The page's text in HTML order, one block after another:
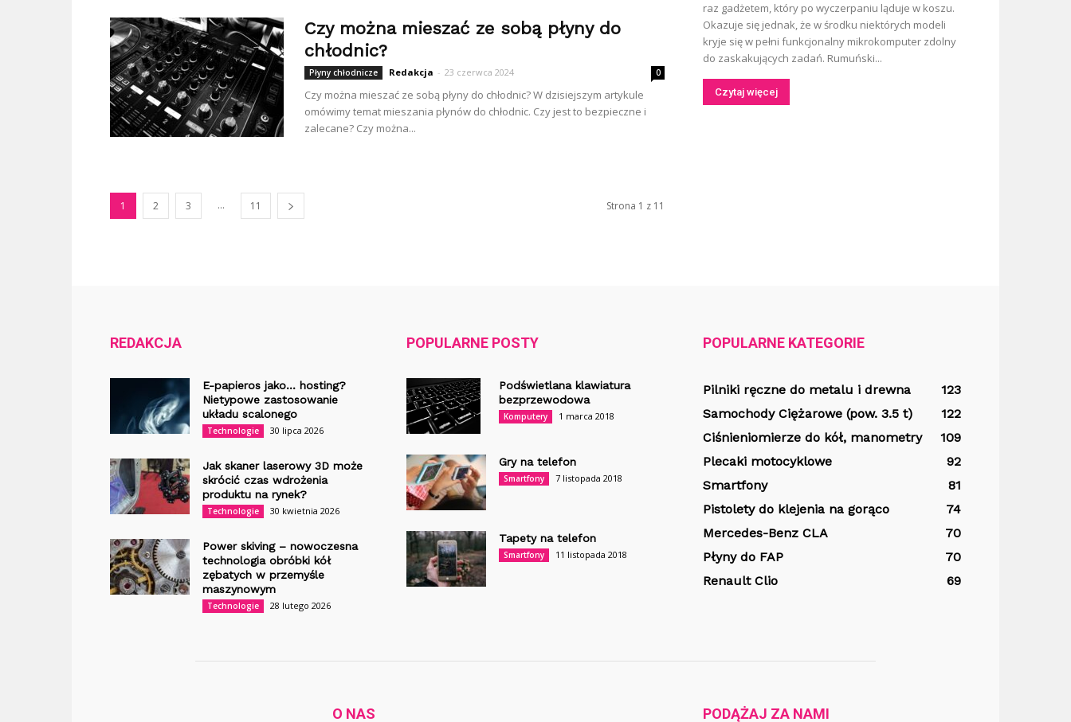
Czy można mieszać ze sobą płyny do
chłodnic?
Płyny chłodnicze Redakcja - 23 czerwca 2024 0
Czy można mieszać ze sobą płyny do chłodnic? W dzisiejszym artykule
omówimy temat mieszania płynów do chłodnic. Czy jest to bezpieczne i
zalecane? Czy można...
1 2 3 ... 11 Strona 1 z 11
raz gadżetem, który po wyczerpaniu ląduje w koszu.
Okazuje się jednak, że w środku niektórych modeli
kryje się w pełni funkcjonalny mikrokomputer zdolny
do zaskakujących zadań. Rumuński...
Czytaj więcej
REDAKCJA
E-papieros jako… hosting?
Nietypowe zastosowanie
układu scalonego
Technologie 30 lipca 2026
Jak skaner laserowy 3D może
skrócić czas wdrożenia
produktu na rynek?
Technologie 30 kwietnia 2026
Power skiving – nowoczesna
technologia obróbki kół
zębatych w przemyśle
maszynowym
Technologie 28 lutego 2026
POPULARNE POSTY
Podświetlana klawiatura
bezprzewodowa
Komputery 1 marca 2018
Gry na telefon
Smartfony 7 listopada 2018
Tapety na telefon
Smartfony 11 listopada 2018
POPULARNE KATEGORIE
Pilniki ręczne do metalu i drewna
123
Samochody Ciężarowe (pow. 3.5 t)
122
Ciśnieniomierze do kół, manometry
109
Plecaki motocyklowe
92
Smartfony
81
Pistolety do klejenia na gorąco
74
Mercedes-Benz CLA
70
Płyny do FAP
70
Renault Clio
69
O NAS PODĄŻAJ ZA NAMI